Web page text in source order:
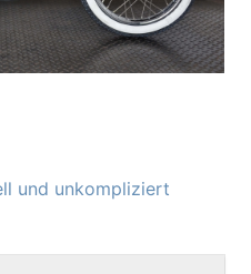
und unkompliziert